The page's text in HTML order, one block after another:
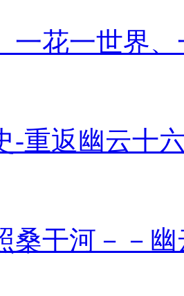
一花一世界
-重返幽云十
桑干河－－